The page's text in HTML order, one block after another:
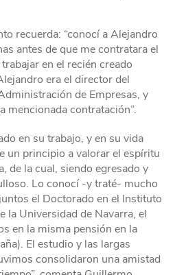
recuerda: “conocí a Alejandro
antes de que me contratara el
en el recién creado
era el director del
de Empresas, y
mencionada contratación”.
en su trabajo, y en su vida
un principio a valorar el espíritu
de la cual, siendo egresado y
Lo conocí -y traté- mucho
el Doctorado en el Instituto
la Universidad de Navarra, el
en la misma pensión en la
El estudio y las largas
consolidaron una amistad